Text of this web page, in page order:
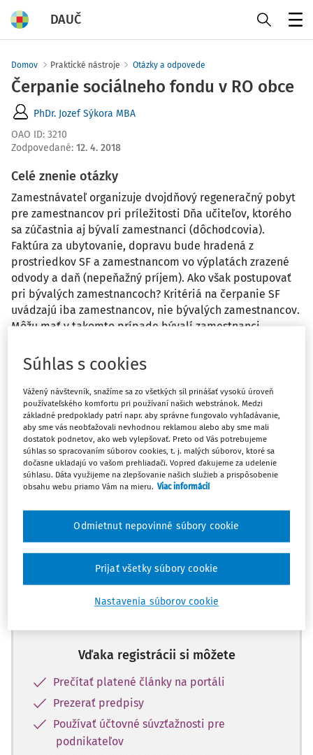
DAUČ
Domov Praktické nástroje Otázky a odpovede
Čerpanie sociálneho fondu v RO obce
PhDr. Jozef Sýkora MBA
OAO ID: 3210
Zodpovedané: 12. 4. 2018
Celé znenie otázky
Zamestnávateľ organizuje dvojdňový regeneračný pobyt
pre zamestnancov pri príležitosti Dňa učiteľov, ktorého
sa zúčastnia aj bývalí zamestnanci (dôchodcovia).
Faktúra za ubytovanie, dopravu bude hradená z
prostriedkov SF a zamestnancom vo výplatách zrazené
odvody a daň (nepeňažný príjem). Ako však postupovať
pri bývalých zamestnancoch? Kritériá na čerpanie SF
uvádzajú iba zamestnancov, nie bývalých zamestnancov.
Môžu mať v takomto prípade bývalí zamestnanci
Máte predplatné? Prihláste sa
Zatiaľ ste si prečítali len začiatok...
Celý dokument je len pre predplatiteľov.
Zaregistrujte sa a získajte
zadarmo prístup k vybranému obsahu na
Vďaka registrácii si môžete
Prečítať platené články na portáli
Prezerať predpisy
Používať účtovné súvzťažnosti pre
podnikateľov
Súhlas s cookies
Vážený návštevník, snažíme sa zo všetkých síl prinášať vysokú úroveň
používateľského komfortu pri používaní našich webstránok. Medzi
základné predpoklady patrí napr. aby správne fungovalo vyhľadávanie,
aby sme vás neobťažovali nevhodnou reklamou alebo aby sme mali
dostatok podnetov, ako web vylepšovať. Preto od Vás potrebujeme
súhlas so spracovaním súborov cookies, t. j. malých súborov, ktoré sa
dočasne ukladajú vo vašom prehliadači. Vopred ďakujeme za udelenie
súhlasu. Dáta využijeme na zlepšovanie našich služieb a prispôsobenie
obsahu webu priamo Vám na mieru. Viac informácií
Nastavenia súborov cookie
Odmietnut nepovinné súbory cookie
Prijať všetky súbory cookie